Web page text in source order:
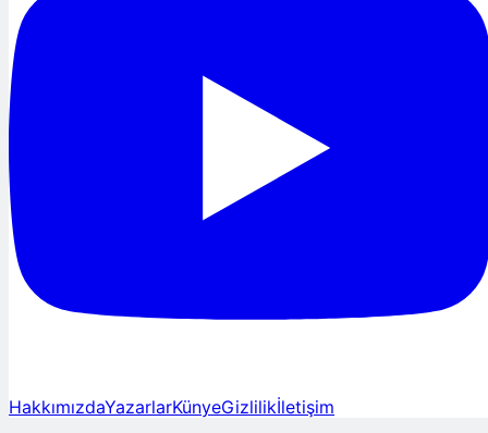
HakkımızdaYazarlarKünyeGizlilikİletişim